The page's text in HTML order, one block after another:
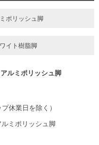
休業日を除く）
ミポリッシュ脚
ポリッシュ脚
イト樹脂脚
ルミポリッシュ脚